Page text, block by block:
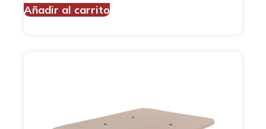
Añadir al carrito